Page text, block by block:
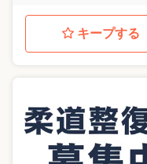
キープする